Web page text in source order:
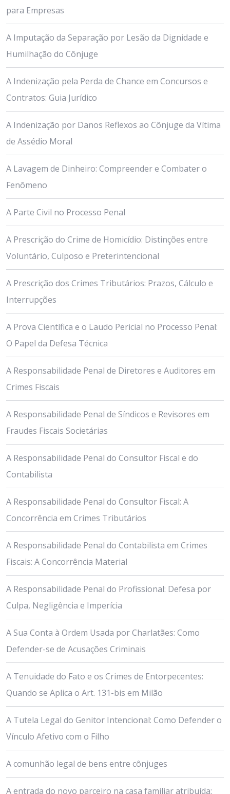
para Empresas
A Imputação da Separação por Lesão da Dignidade e
Humilhação do Cônjuge
A Indenização pela Perda de Chance em Concursos e
Contratos: Guia Jurídico
A Indenização por Danos Reflexos ao Cônjuge da Vítima
de Assédio Moral
A Lavagem de Dinheiro: Compreender e Combater o
Fenômeno
A Parte Civil no Processo Penal
A Prescrição do Crime de Homicídio: Distinções entre
Voluntário, Culposo e Preterintencional
A Prescrição dos Crimes Tributários: Prazos, Cálculo e
Interrupções
A Prova Científica e o Laudo Pericial no Processo Penal:
O Papel da Defesa Técnica
A Responsabilidade Penal de Diretores e Auditores em
Crimes Fiscais
A Responsabilidade Penal de Síndicos e Revisores em
Fraudes Fiscais Societárias
A Responsabilidade Penal do Consultor Fiscal e do
Contabilista
A Responsabilidade Penal do Consultor Fiscal: A
Concorrência em Crimes Tributários
A Responsabilidade Penal do Contabilista em Crimes
Fiscais: A Concorrência Material
A Responsabilidade Penal do Profissional: Defesa por
Culpa, Negligência e Imperícia
A Sua Conta à Ordem Usada por Charlatães: Como
Defender-se de Acusações Criminais
A Tenuidade do Fato e os Crimes de Entorpecentes:
Quando se Aplica o Art. 131-bis em Milão
A Tutela Legal do Genitor Intencional: Como Defender o
Vínculo Afetivo com o Filho
A comunhão legal de bens entre cônjuges
A entrada do novo parceiro na casa familiar atribuída: